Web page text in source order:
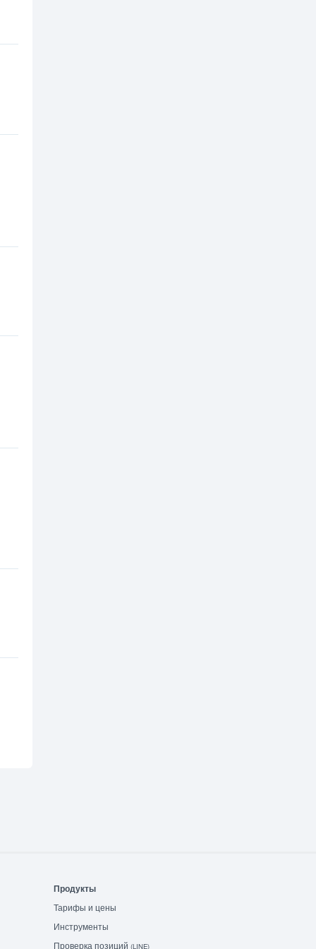
Продукты
Тарифы и цены
Инструменты
Проверка позиций (LINE)